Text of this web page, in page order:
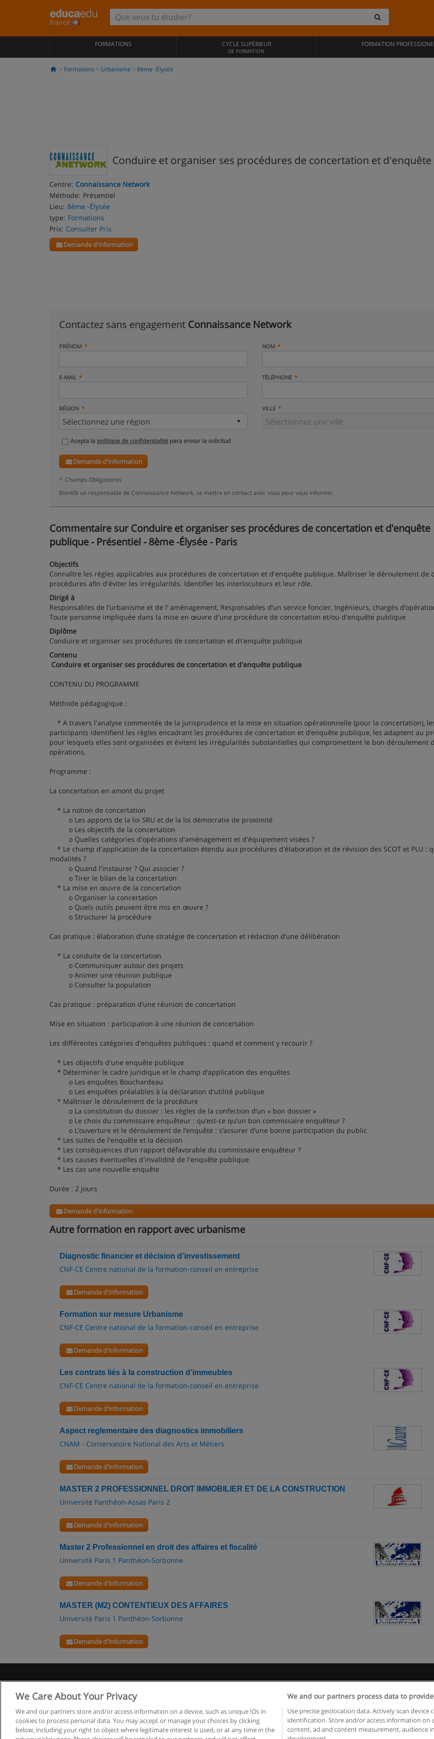
france
FORMATIONS CYCLE SUPÉRIEUR
DE FORMATION
FORMATION
Formations Urbanisme 8ème -Élysée
Conduire et organiser ses procédures de concertation et
Centre: Connaissance Network
Méthode: Présentiel
Lieu: 8ème -Élysée
type: Formations
Prix: Consulter Prix
Demande d'information
Contactez sans engagement Connaissance Network
PRÉNOM NOM
E-MAIL TÉLÉPHONE
RÉGION VILLE
Acepta la politique de confidentialité para enviar la solicitud
Demande d'information
* Champs Obligatoires
Bientôt un responsable de Connaissance Network, se mettra en contact avec vous pour vous informer.
Commentaire sur Conduire et organiser ses procédures de concertation et d'enquête
publique - Présentiel - 8ème -Élysée - Paris
Objectifs
Connaître les règles applicables aux procédures de concertation et d'enquête publique. Maîtriser le déroulement de
procédures afin d'éviter les irrégularités. Identifier les interlocuteurs et leur rôle.
Dirigé à
Responsables de l’urbanisme et de l’ aménagement, Responsables d’un service foncier, Ingénieurs, chargés
Toute personne impliquée dans la mise en œuvre d'une procédure de concertation et/ou d'enquête publique
Diplôme
Conduire et organiser ses procédures de concertation et d\'enquête publique
Contenu
Conduire et organiser ses procédures de concertation et d'enquête publique
CONTENU DU PROGRAMME
Méthode pédagogique :
* A travers l'analyse commentée de la jurisprudence et la mise en situation opérationnelle (pour la concertation),
participants identifient les règles encadrant les procédures de concertation et d’enquête publique, les adaptent au
pour lesquels elles sont organisées et évitent les irrégularités substantielles qui compromettent le bon déroulement
opérations.
Programme :
La concertation en amont du projet
* La notion de concertation
o Les apports de la loi SRU et de la loi démocratie de proximité
o Les objectifs de la concertation
o Quelles catégories d'opérations d'aménagement et d'équipement visées ?
* Le champ d'application de la concertation étendu aux procédures d'élaboration et de révision des SCOT et PLU :
modalités ?
o Quand l'instaurer ? Qui associer ?
o Tirer le bilan de la concertation
* La mise en œuvre de la concertation
o Organiser la concertation
o Quels outils peuvent être mis en œuvre ?
o Structurer la procédure
Cas pratique : élaboration d’une stratégie de concertation et rédaction d’une délibération
* La conduite de la concertation
o Communiquer autour des projets
o Animer une réunion publique
o Consulter la population
Cas pratique : préparation d’une réunion de concertation
Mise en situation : participation à une réunion de concertation
Les différentes catégories d'enquêtes publiques : quand et comment y recourir ?
* Les objectifs d'une enquête publique
* Déterminer le cadre juridique et le champ d’application des enquêtes
o Les enquêtes Bouchardeau
o Les enquêtes préalables à la déclaration d'utilité publique
* Maîtriser le déroulement de la procédure
o La constitution du dossier : les règles de la confection d’un « bon dossier »
o Le choix du commissaire enquêteur : qu’est-ce qu’un bon commissaire enquêteur ?
o L’ouverture et le déroulement de l’enquête : s’assurer d’une bonne participation du public
* Les suites de l'enquête et la décision
* Les conséquences d'un rapport défavorable du commissaire enquêteur ?
* Les causes éventuelles d'invalidité de l'enquête publique
* Les cas une nouvelle enquête
Durée : 2 jours
Demande d'information
Autre formation en rapport avec urbanisme
Diagnostic financier et décision d’investissement
CNF-CE Centre national de la formation-conseil en entreprise
Demande d'information
Formation sur mesure Urbanisme
CNF-CE Centre national de la formation-conseil en entreprise
Demande d'information
Les contrats liés à la construction d’immeubles
CNF-CE Centre national de la formation-conseil en entreprise
Demande d'information
Aspect reglementaire des diagnostics immobiliers
CNAM - Conservatoire National des Arts et Métiers
Demande d'information
MASTER 2 PROFESSIONNEL DROIT IMMOBILIER ET DE LA CONSTRUCTION
Université Panthéon-Assas Paris 2
Demande d'information
Master 2 Professionnel en droit des affaires et fiscalité
Université Paris 1 Panthéon-Sorbonne
Demande d'information
MASTER (M2) CONTENTIEUX DES AFFAIRES
Université Paris 1 Panthéon-Sorbonne
Demande d'information
Copyright © Educaedu Business S.L. - CIF : B-95610580: -www.educaedu.fr
We Care About Your Privacy
We and our partners store and/or access information on a device, such as unique IDs in
cookies to process personal data. You may accept or manage your choices by clicking
below, including your right to object where legitimate interest is used, or at any time in the
We and our partners process data to
Use precise geolocation data. Actively scan device
identification. Store and/or access information on
content, ad and content measurement, audience